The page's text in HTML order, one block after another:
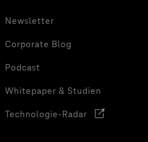
Newsletter
Corporate Blog
Podcast
Whitepaper & Studien
Technologie-Radar